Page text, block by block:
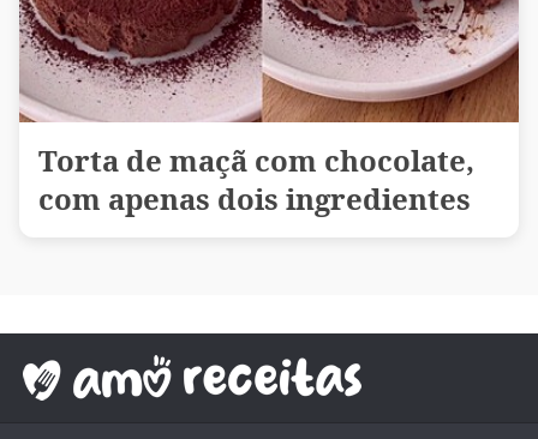
Torta de maçã com chocolate,
com apenas dois ingredientes